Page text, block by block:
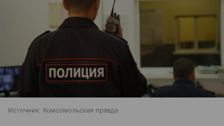
Источник: Комсомольская правда